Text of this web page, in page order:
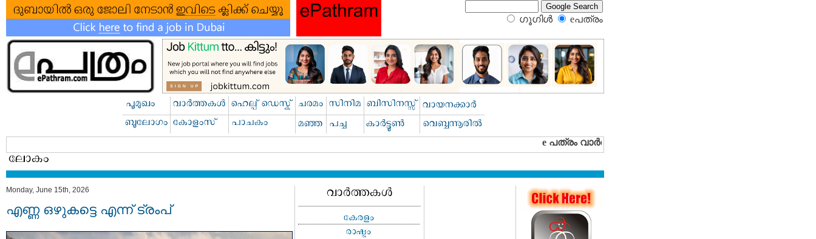
ഗൂഗിള്‍ eപത്രം‍
Monday, June 15th, 2026
എണ്ണ ഒഴുകട്ടെ എന്ന് ട്രംപ്